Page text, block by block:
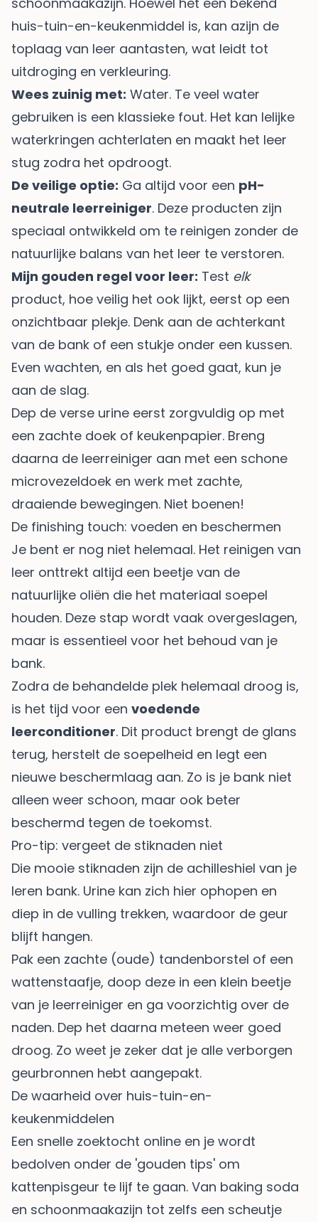
huis-tuin-en-keukenmiddel is, kan azijn de
toplaag van leer aantasten, wat leidt tot
uitdroging en verkleuring.
Wees zuinig met: Water. Te veel water
gebruiken is een klassieke fout. Het kan lelijke
waterkringen achterlaten en maakt het leer
stug zodra het opdroogt.
De veilige optie: Ga altijd voor een pH-
neutrale leerreiniger. Deze producten zijn
speciaal ontwikkeld om te reinigen zonder de
natuurlijke balans van het leer te verstoren.
Mijn gouden regel voor leer: Test elk
product, hoe veilig het ook lijkt, eerst op een
onzichtbaar plekje. Denk aan de achterkant
van de bank of een stukje onder een kussen.
Even wachten, en als het goed gaat, kun je
aan de slag.
Dep de verse urine eerst zorgvuldig op met
een zachte doek of keukenpapier. Breng
daarna de leerreiniger aan met een schone
microvezeldoek en werk met zachte,
draaiende bewegingen. Niet boenen!
De finishing touch: voeden en beschermen
Je bent er nog niet helemaal. Het reinigen van
leer onttrekt altijd een beetje van de
natuurlijke oliën die het materiaal soepel
houden. Deze stap wordt vaak overgeslagen,
maar is essentieel voor het behoud van je
bank.
Zodra de behandelde plek helemaal droog is,
is het tijd voor een voedende
leerconditioner. Dit product brengt de glans
terug, herstelt de soepelheid en legt een
nieuwe beschermlaag aan. Zo is je bank niet
alleen weer schoon, maar ook beter
beschermd tegen de toekomst.
Pro-tip: vergeet de stiknaden niet
Die mooie stiknaden zijn de achilleshiel van je
leren bank. Urine kan zich hier ophopen en
diep in de vulling trekken, waardoor de geur
blijft hangen.
Pak een zachte (oude) tandenborstel of een
wattenstaafje, doop deze in een klein beetje
van je leerreiniger en ga voorzichtig over de
naden. Dep het daarna meteen weer goed
droog. Zo weet je zeker dat je alle verborgen
geurbronnen hebt aangepakt.
De waarheid over huis-tuin-en-
keukenmiddelen
Een snelle zoektocht online en je wordt
bedolven onder de 'gouden tips' om
kattenpisgeur te lijf te gaan. Van baking soda
en schoonmaakazijn tot zelfs een scheutje